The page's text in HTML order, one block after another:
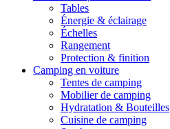
Tables
Énergie & éclairage
Échelles
Rangement
Protection & finition
Camping en voiture
Tentes de camping
Mobilier de camping
Hydratation & Bouteilles
Cuisine de camping